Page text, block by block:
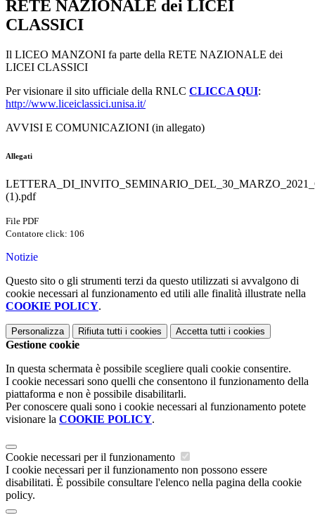
RETE NAZIONALE dei LICEI
CLASSICI
Il LICEO MANZONI fa parte della RETE NAZIONALE dei
LICEI CLASSICI
Per visionare il sito ufficiale della RNLC CLICCA QUI:
http://www.liceiclassici.unisa.it/
AVVISI E COMUNICAZIONI (in allegato)
Allegati
(1).pdf
File PDF
Contatore click: 106
Notizie
Questo sito o gli strumenti terzi da questo utilizzati si avvalgono di
cookie necessari al funzionamento ed utili alle finalità illustrate nella
COOKIE POLICY.
Personalizza Rifiuta tutti i cookies Accetta tutti i cookies
Gestione cookie
In questa schermata è possibile scegliere quali cookie consentire.
I cookie necessari sono quelli che consentono il funzionamento della
piattaforma e non è possibile disabilitarli.
Per conoscere quali sono i cookie necessari al funzionamento potete
visionare la COOKIE POLICY.
Cookie necessari per il funzionamento
I cookie necessari per il funzionamento non possono essere
disabilitati. È possibile consultare l'elenco nella pagina della cookie
policy.